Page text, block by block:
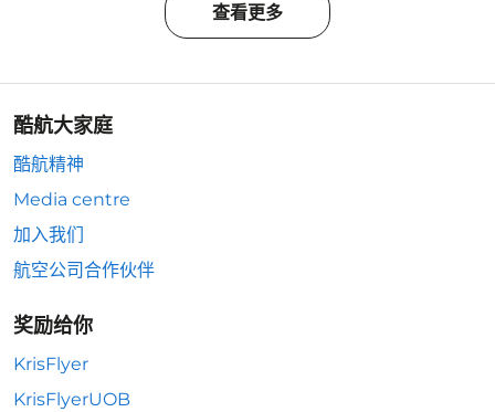
查看更多
酷航大家庭
酷航精神
Media centre
加入我们
航空公司合作伙伴
奖励给你
KrisFlyer
KrisFlyerUOB